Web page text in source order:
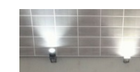
PITBULLS KOLÍN